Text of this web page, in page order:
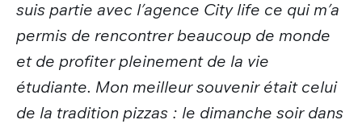
suis partie avec l’agence City life ce qui m’a
permis de rencontrer beaucoup de monde
et de profiter pleinement de la vie
étudiante. Mon meilleur souvenir était celui
de la tradition pizzas : le dimanche soir dans